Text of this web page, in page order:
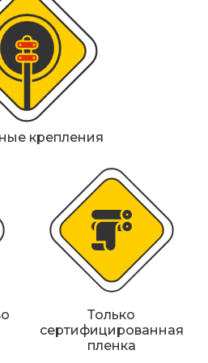
зеркала
T7
разметки
газопроводов
Только
сертифицированная
пленка
крепления